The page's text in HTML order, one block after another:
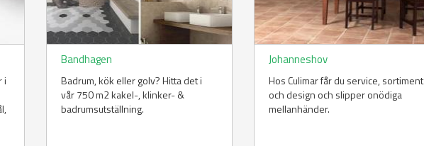
i
Bandhagen
Badrum, kök eller golv? Hitta det i
vår 750 m2 kakel-, klinker- &
badrumsutställning.
Johanneshov
Hos Culimar får du service, sortiment
och design och slipper onödiga
mellanhänder.